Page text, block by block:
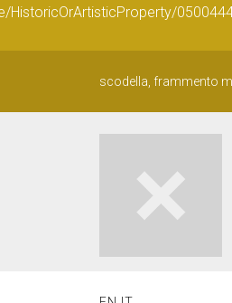
scodella, frammento